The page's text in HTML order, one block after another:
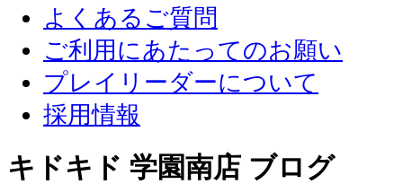
よくあるご質問
ご利用にあたってのお願い
プレイリーダーについて
採用情報
キドキド 学園南店 ブログ